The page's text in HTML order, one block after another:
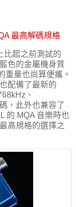
最高解碼規格
比起之前測試的
色的金屬機身質
重量也尚算便攜。
配備了最新的
、
，此外也兼容了
的 MQA 音樂時也
高規格的選擇之